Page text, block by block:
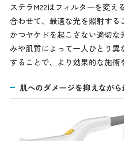
ステラM22はフィルターを変え
合わせて、最適な光を照射する
かつヤケドを起こさない適切
みや肌質によって一人ひとり
することで、より効果的な施術
肌へのダメージを抑えなが